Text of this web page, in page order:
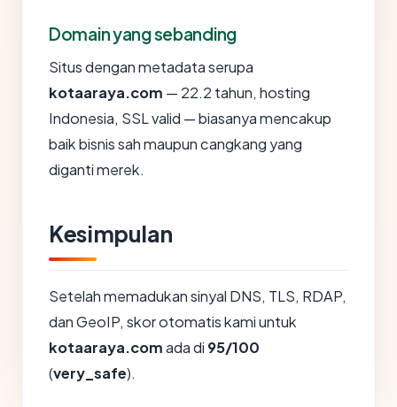
Domain yang sebanding
Situs dengan metadata serupa
kotaaraya.com — 22.2 tahun, hosting
Indonesia, SSL valid — biasanya mencakup
baik bisnis sah maupun cangkang yang
diganti merek.
Kesimpulan
Setelah memadukan sinyal DNS, TLS, RDAP,
dan GeoIP, skor otomatis kami untuk
kotaaraya.comada di 95/100
(very_safe).